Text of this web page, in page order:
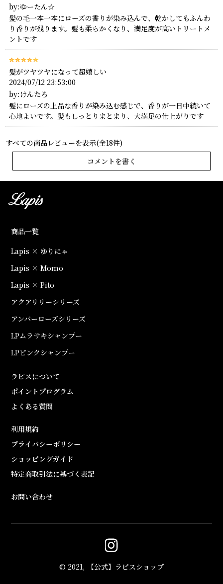
by:ゆーたん☆
髪の毛一本一本にローズの香りが染み込んで、乾かしてもふんわ
り香りが残ります。髪も柔らかくなり、満足度が高いトリートメ
ントです
髪がツヤツヤになって超嬉しい
2024/07/12 23:53:00
by:けんたろ
髪にローズの上品な香りが染み込む感じで、香りが一日中続いて
心地よいです。髪もしっとりまとまり、大満足の仕上がりです
すべての商品レビューを表示(全18件)
コメントを書く
商品一覧
Lapis × ゆりにゃ
Lapis × Momo
Lapis × Pito
アクアリリーシリーズ
アンバーローズシリーズ
LPムラサキシャンプー
LPピンクシャンプー
ラピスについて
ポイントプログラム
よくある質問
利用規約
プライバシーポリシー
ショッピングガイド
特定商取引法に基づく表記
お問い合わせ
© 2021, 【公式】ラピスショップ